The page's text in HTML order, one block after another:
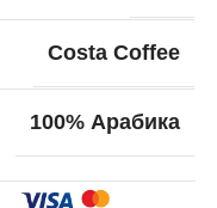
Costa Coffee
100% Арабика